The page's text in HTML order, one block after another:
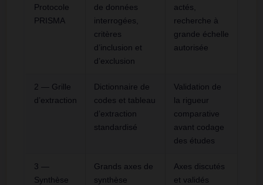
Protocole
PRISMA
de données
interrogées,
critères
d’inclusion et
d’exclusion
actés,
recherche à
grande échelle
autorisée
2 — Grille
d’extraction
Dictionnaire de
codes et tableau
d’extraction
standardisé
Validation de
la rigueur
comparative
avant codage
des études
3 —
Synthèse
Grands axes de
synthèse
Axes discutés
et validés